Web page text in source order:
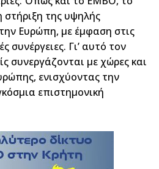
στήριξη της υψηλής
Ευρώπη, με έμφαση στις
συνέργειες. Γι’ αυτό τον
συνεργάζονται με χώρες και
ενισχύοντας την
επιστημονική